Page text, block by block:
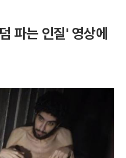
파는 인질' 영상에